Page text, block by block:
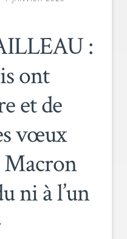
:
ont
et de
vœux
Macron
ni à l’un